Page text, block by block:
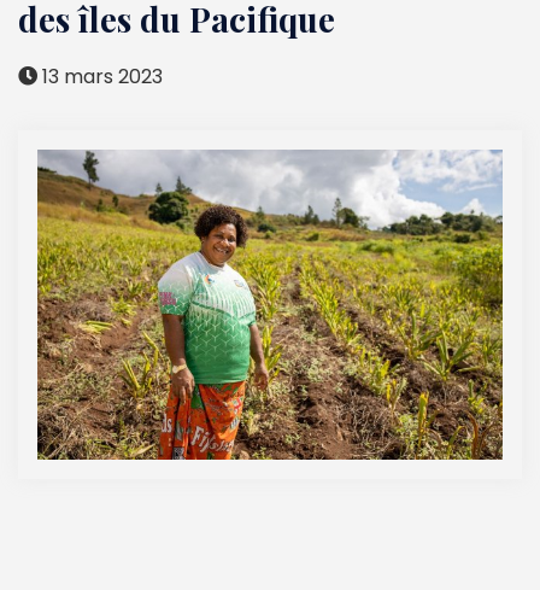
des îles du Pacifique
13 mars 2023